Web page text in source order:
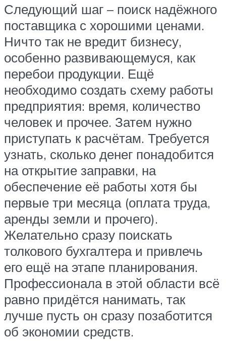
Следующий шаг – поиск надёжного
поставщика с хорошими ценами.
Ничто так не вредит бизнесу,
особенно развивающемуся, как
перебои продукции. Ещё
необходимо создать схему работы
предприятия: время, количество
человек и прочее. Затем нужно
приступать к расчётам. Требуется
узнать, сколько денег понадобится
на открытие заправки, на
обеспечение её работы хотя бы
первые три месяца (оплата труда,
аренды земли и прочего).
Желательно сразу поискать
толкового бухгалтера и привлечь
его ещё на этапе планирования.
Профессионала в этой области всё
равно придётся нанимать, так
лучше пусть он сразу позаботится
об экономии средств.